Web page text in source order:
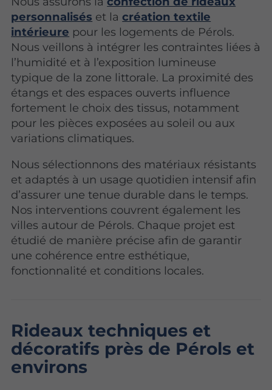
personnalisés et lacréation textile
intérieure pour les logements de Pérols.
Nous veillons à intégrer les contraintes liées à
l’humidité et à l’exposition lumineuse
typique de la zone littorale. La proximité des
étangs et des espaces ouverts influence
fortement le choix des tissus, notamment
pour les pièces exposées au soleil ou aux
variations climatiques.
Nous sélectionnons des matériaux résistants
et adaptés à un usage quotidien intensif afin
d’assurer une tenue durable dans le temps.
Nos interventions couvrent également les
villes autour de Pérols. Chaque projet est
étudié de manière précise afin de garantir
une cohérence entre esthétique,
fonctionnalité et conditions locales.
Rideaux techniques et
décoratifs près de Pérols et
environs